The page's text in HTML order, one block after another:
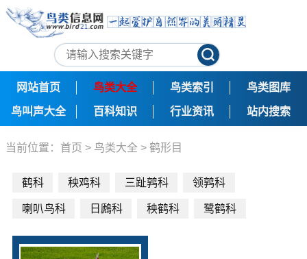
网站首页 鸟类大全 鸟类索引 鸟类图库
鸟叫声大全 百科知识 行业资讯 站内搜索
当前位置： 首页 > 鸟类大全 > 鹤形目
鹤科 秧鸡科 三趾鹑科 领鹑科
喇叭鸟科 日鷉科 秧鹤科 鹭鹤科